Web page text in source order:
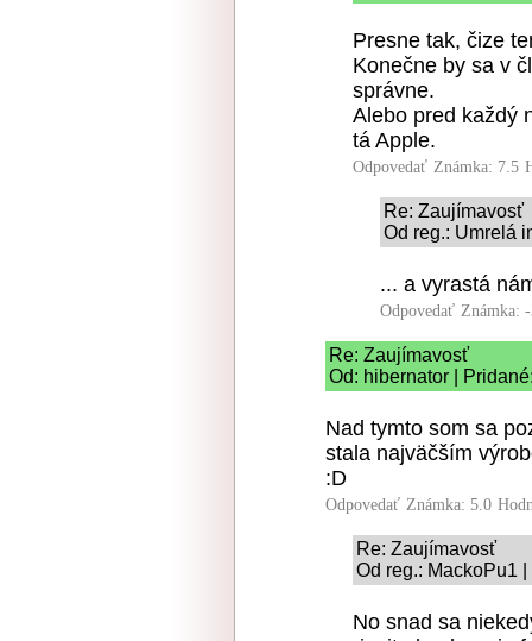
Presne tak, čize
Konečne by sa v
správne.
Alebo pred každý
tá Apple.
Odpovedať Známka: 7.5
Re: Zaujímavosť
Od reg.: Umrelá
... a vyrastá
Odpovedať Známka:
Re: Zaujímavosť
Od: hibernator |
Nad tymto som sa
stala najväčším
:D
Odpovedať Známka: 5.0
Re: Zaujímavosť
Od reg.: MackoPu1
No snad sa